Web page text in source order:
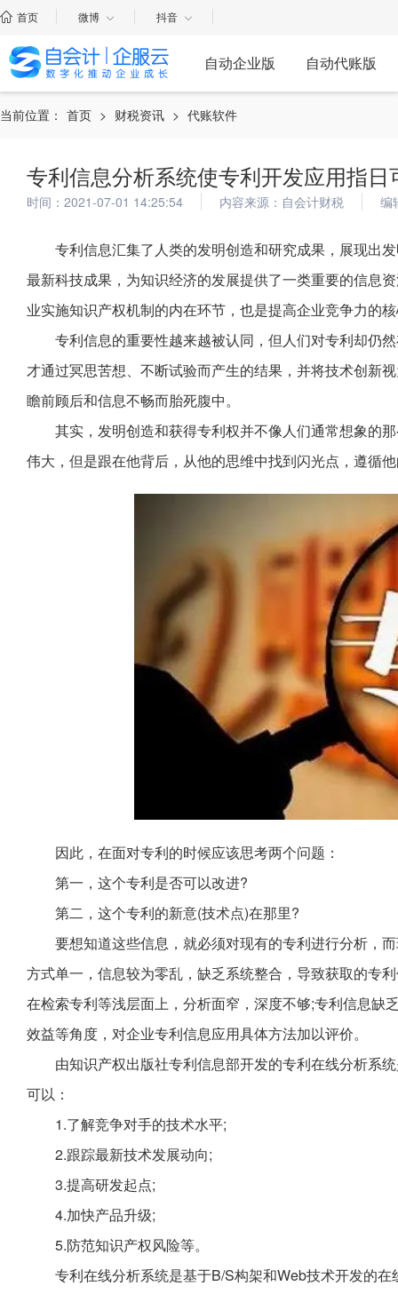
首页 微博 抖音
自动企业版 自动代账版
当前位置： 首页 > 财税资讯 > 代账软件
专利信息分析系统使专利开发应用指日
时间：2021-07-01 14:25:54 内容来源：自会计财税 编
专利信息汇集了人类的发明创造和研究成果，展现出
最新科技成果，为知识经济的发展提供了一类重要的信息
业实施知识产权机制的内在环节，也是提高企业竞争力的
专利信息的重要性越来越被认同，但人们对专利却仍
才通过冥思苦想、不断试验而产生的结果，并将技术创新
瞻前顾后和信息不畅而胎死腹中。
其实，发明创造和获得专利权并不像人们通常想象的
伟大，但是跟在他背后，从他的思维中找到闪光点，遵循
因此，在面对专利的时候应该思考两个问题：
第一，这个专利是否可以改进?
第二，这个专利的新意(技术点)在那里?
要想知道这些信息，就必须对现有的专利进行分析，
方式单一，信息较为零乱，缺乏系统整合，导致获取的专
在检索专利等浅层面上，分析面窄，深度不够;专利信息缺
效益等角度，对企业专利信息应用具体方法加以评价。
由知识产权出版社专利信息部开发的专利在线分析系
可以：
1.了解竞争对手的技术水平;
2.跟踪最新技术发展动向;
3.提高研发起点;
4.加快产品升级;
5.防范知识产权风险等。
专利在线分析系统是基于B/S构架和Web技术开发的